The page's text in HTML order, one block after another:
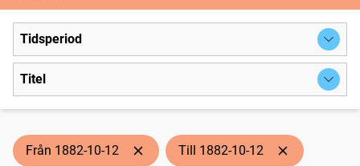
Tidsperiod
Titel
Från 1882-10-12 Till 1882-10-12